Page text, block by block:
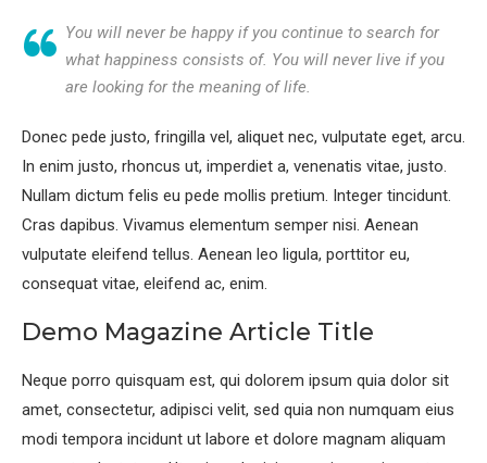
You will never be happy if you continue to search for
what happiness consists of. You will never live if you
are looking for the meaning of life.
Donec pede justo, fringilla vel, aliquet nec, vulputate eget, arcu.
In enim justo, rhoncus ut, imperdiet a, venenatis vitae, justo.
Nullam dictum felis eu pede mollis pretium. Integer tincidunt.
Cras dapibus. Vivamus elementum semper nisi. Aenean
vulputate eleifend tellus. Aenean leo ligula, porttitor eu,
consequat vitae, eleifend ac, enim.
Demo Magazine Article Title
Neque porro quisquam est, qui dolorem ipsum quia dolor sit
amet, consectetur, adipisci velit, sed quia non numquam eius
modi tempora incidunt ut labore et dolore magnam aliquam